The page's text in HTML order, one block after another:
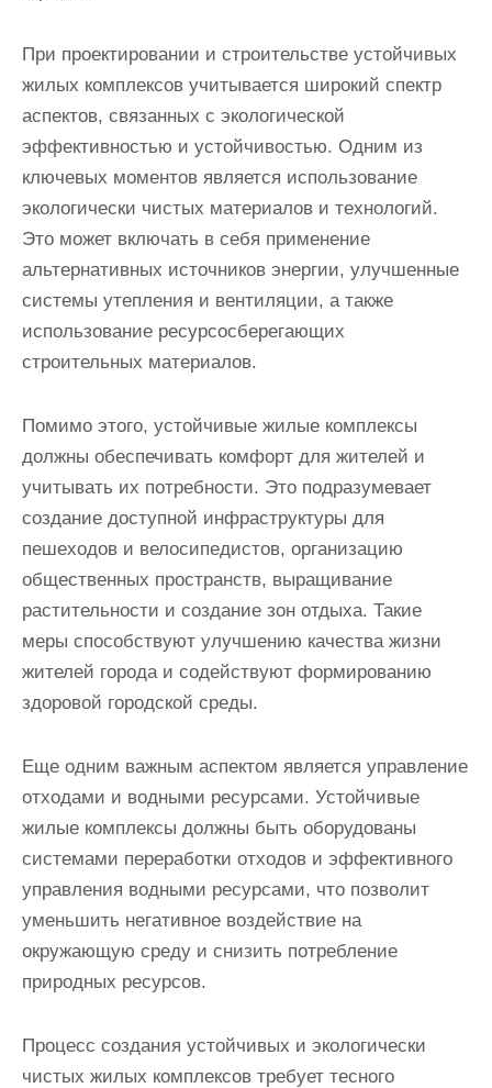
При проектировании и строительстве устойчивых
жилых комплексов учитывается широкий спектр
аспектов, связанных с экологической
эффективностью и устойчивостью. Одним из
ключевых моментов является использование
экологически чистых материалов и технологий.
Это может включать в себя применение
альтернативных источников энергии, улучшенные
системы утепления и вентиляции, а также
использование ресурсосберегающих
строительных материалов.
Помимо этого, устойчивые жилые комплексы
должны обеспечивать комфорт для жителей и
учитывать их потребности. Это подразумевает
создание доступной инфраструктуры для
пешеходов и велосипедистов, организацию
общественных пространств, выращивание
растительности и создание зон отдыха. Такие
меры способствуют улучшению качества жизни
жителей города и содействуют формированию
здоровой городской среды.
Еще одним важным аспектом является управление
отходами и водными ресурсами. Устойчивые
жилые комплексы должны быть оборудованы
системами переработки отходов и эффективного
управления водными ресурсами, что позволит
уменьшить негативное воздействие на
окружающую среду и снизить потребление
природных ресурсов.
Процесс создания устойчивых и экологически
чистых жилых комплексов требует тесного